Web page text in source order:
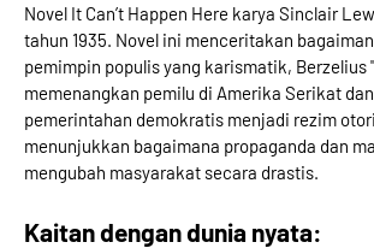
Novel It Can’t Happen Here karya Sinclair
tahun 1935. Novel ini menceritakan
pemimpin populis yang karismatik, Berzelius
memenangkan pemilu di Amerika Serikat
pemerintahan demokratis menjadi rezim
menunjukkan bagaimana propaganda dan
mengubah masyarakat secara drastis.
Kaitan dengan dunia nyata: